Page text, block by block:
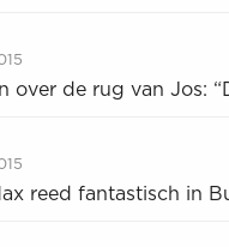
over de rug van Jos:
reed fantastisch in